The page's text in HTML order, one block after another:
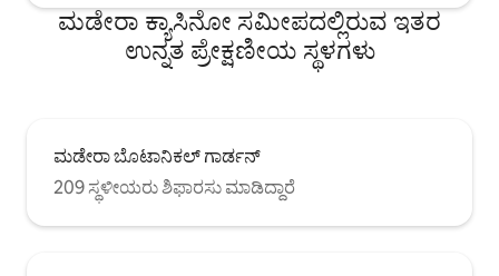
ಮಡೇರಾ ಕ್ಯಾಸಿನೋ ಸಮೀಪದಲ್ಲಿರುವ ಇತರ
ಉನ್ನತ ಪ್ರೇಕ್ಷಣೀಯ ಸ್ಥಳಗಳು
ಮಡೇರಾ ಬೊಟಾನಿಕಲ್ ಗಾರ್ಡನ್
209 ಸ್ಥಳೀಯರು ಶಿಫಾರಸು ಮಾಡಿದ್ದಾರೆ